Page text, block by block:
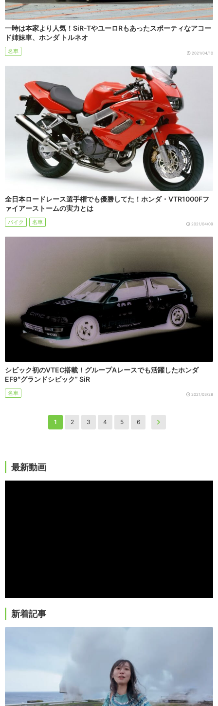
一時は本家より人気！SiR-TやユーロRもあったスポーティなアコー
ド姉妹車、ホンダ トルネオ
名車 2021/04/10
全日本ロードレース選手権でも優勝してた！ホンダ・VTR1000Fフ
ァイアーストームの実力とは
バイク 名車 2021/04/09
シビック初のVTEC搭載！グループAレースでも活躍したホンダ
EF9″グランドシビック” SiR
名車 2021/03/28
1 2 3 4 5 6
最新動画
新着記事